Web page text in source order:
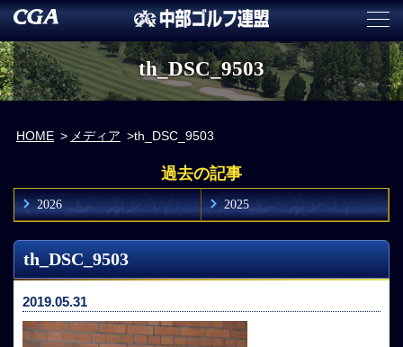
th_DSC_9503
HOME メディア th_DSC_9503
過去の記事
2026 2025
th_DSC_9503
2019.05.31